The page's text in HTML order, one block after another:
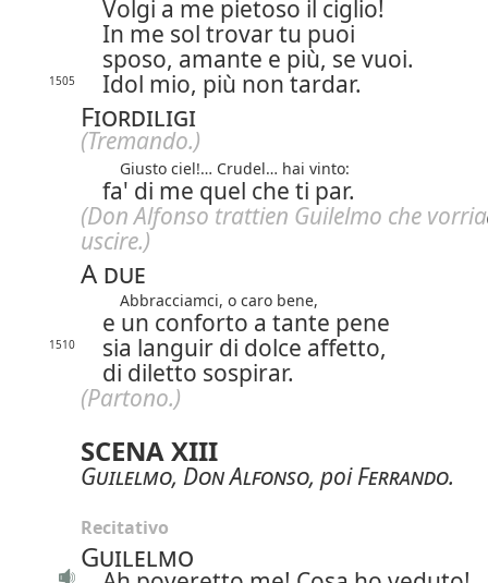
Volgi a me pietoso il ciglio!
In me sol trovar tu puoi
sposo, amante e più, se vuoi.
1505 Idol mio, più non tardar.
Fiordiligi
(Tremando.)
Giusto ciel!… Crudel… hai vinto:
fa' di me quel che ti par.
(Don Alfonso trattien Guilelmo che vorria
uscire.)
A due
Abbracciamci, o caro bene,
e un conforto a tante pene
1510
sia languir di dolce affetto,
di diletto sospirar.
(Partono.)
SCENA XIII
Guilelmo, Don Alfonso, poiFerrando.
Recitativo
Guilelmo